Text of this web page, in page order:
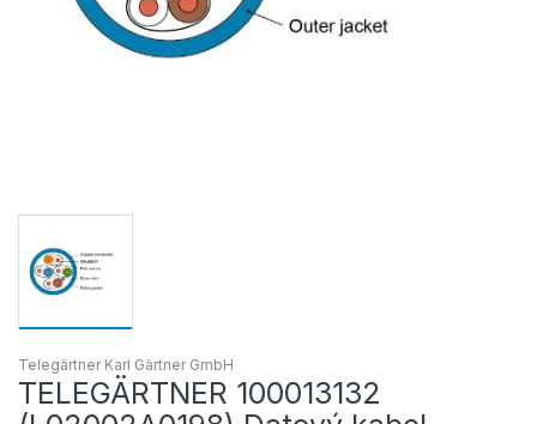
Telegärtner Karl Gärtner GmbH
TELEGÄRTNER 100013132